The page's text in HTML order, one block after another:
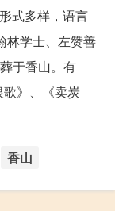
式多样，语言
林学士、左赞善
于香山。有
歌》、《卖炭
香山